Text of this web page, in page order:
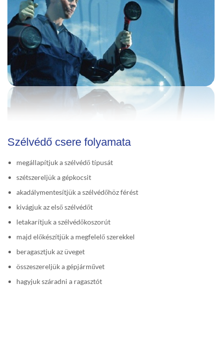
Szélvédő csere folyamata
megállapítjuk a szélvédő típusát
szétszereljük a gépkocsit
akadálymentesítjük a szélvédőhöz férést
kivágjuk az első szélvédőt
letakarítjuk a szélvédőkoszorút
majd előkészítjük a megfelelő szerekkel
beragasztjuk az üveget
összeszereljük a gépjárművet
hagyjuk száradni a ragasztót